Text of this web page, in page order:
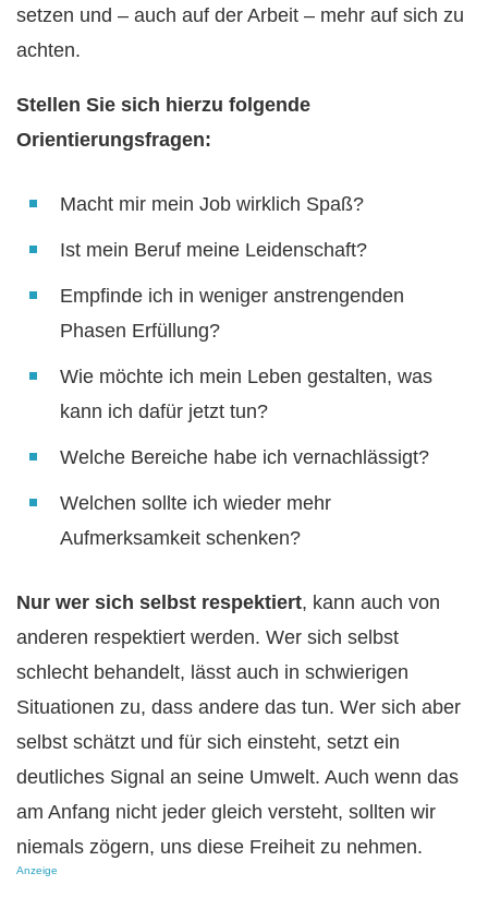
setzen und – auch auf der Arbeit – mehr auf sich zu
achten.
Stellen Sie sich hierzu folgende
Orientierungsfragen:
Macht mir mein Job wirklich Spaß?
Ist mein Beruf meine Leidenschaft?
Empfinde ich in weniger anstrengenden
Phasen Erfüllung?
Wie möchte ich mein Leben gestalten, was
kann ich dafür jetzt tun?
Welche Bereiche habe ich vernachlässigt?
Welchen sollte ich wieder mehr
Aufmerksamkeit schenken?
Nur wer sich selbst respektiert, kann auch von
anderen respektiert werden. Wer sich selbst
schlecht behandelt, lässt auch in schwierigen
Situationen zu, dass andere das tun. Wer sich aber
selbst schätzt und für sich einsteht, setzt ein
deutliches Signal an seine Umwelt. Auch wenn das
am Anfang nicht jeder gleich versteht, sollten wir
niemals zögern, uns diese Freiheit zu nehmen.
Anzeige